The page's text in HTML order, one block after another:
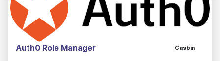
Auth0 Role Manager Casbin